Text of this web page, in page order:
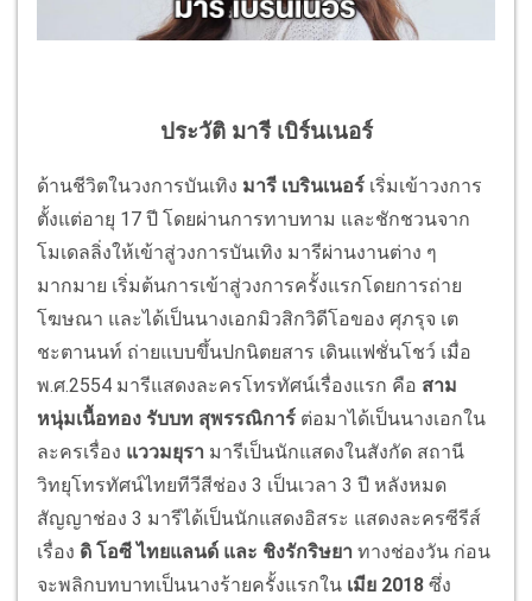
ประวัติ มารี เบิร์นเนอร์
ด้านชีวิตในวงการบันเทิง มารี เบรินเนอร์ เริ่มเข้าวงการ
ตั้งแต่อายุ 17 ปี โดยผ่านการทาบทาม และชักชวนจาก
โมเดลลิ่งให้เข้าสู่วงการบันเทิง มารีผ่านงานต่าง ๆ
มากมาย เริ่มต้นการเข้าสู่วงการครั้งแรกโดยการถ่าย
โฆษณา และได้เป็นนางเอกมิวสิกวิดีโอของ ศุภรุจ เต
ชะตานนท์ ถ่ายแบบขึ้นปกนิตยสาร เดินแฟชั่นโชว์ เมื่อ
พ.ศ.2554 มารีแสดงละครโทรทัศน์เรื่องแรก คือ สาม
หนุ่มเนื้อทอง รับบท สุพรรณิการ์ ต่อมาได้เป็นนางเอกใน
ละครเรื่อง แววมยุรา มารีเป็นนักแสดงในสังกัด สถานี
วิทยุโทรทัศน์ไทยทีวีสีช่อง 3 เป็นเวลา 3 ปี หลังหมด
สัญญาช่อง 3 มารีได้เป็นนักแสดงอิสระ แสดงละครซีรีส์
เรื่อง ดิ โอซี ไทยแลนด์ และ ชิงรักริษยา ทางช่องวัน ก่อน
จะพลิกบทบาทเป็นนางร้ายครั้งแรกใน เมีย 2018 ซึ่ง